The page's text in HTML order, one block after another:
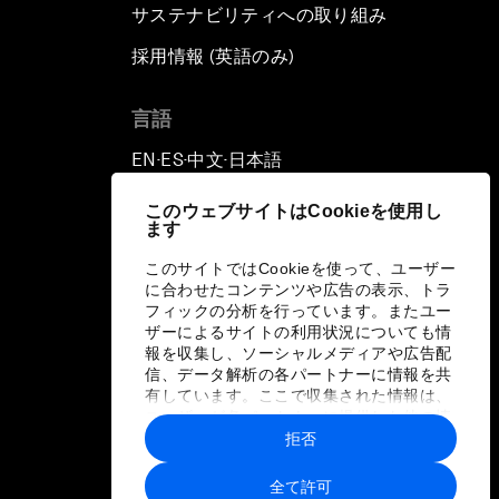
このウェブサイトはCookieを使用し
ます
このサイトではCookieを使って、ユーザー
に合わせたコンテンツや広告の表示、トラ
フィックの分析を行っています。またユー
ザーによるサイトの利用状況についても情
報を収集し、ソーシャルメディアや広告配
信、データ解析の各パートナーに情報を共
有しています。ここで収集された情報は、
ユーザーが各パートナーに提供した他の情
報や各パートナーのサービスを使用した際
に収集された情報と組み合わされ、各パー
トナーによって使用されることがありま
全て許可
拒否
サステナビリティへの取り組み
採用情報 (英語のみ)
言語
EN ▪ES▪中文▪ 日本語